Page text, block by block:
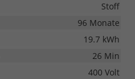
Stoff
96 Monate
19.7 kWh
26 Min
400 Volt